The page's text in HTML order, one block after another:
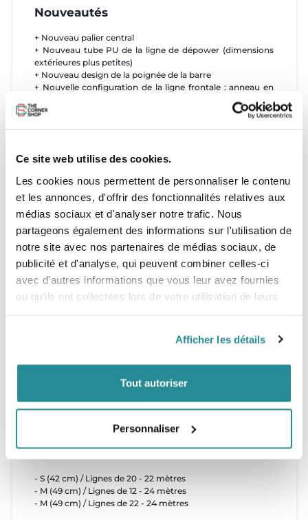
Ce site web utilise des cookies.
Les cookies nous permettent de personnaliser le contenu
et les annonces, d'offrir des fonctionnalités relatives aux
médias sociaux et d'analyser notre trafic. Nous
partageons également des informations sur l'utilisation de
notre site avec nos partenaires de médias sociaux, de
publicité et d'analyse, qui peuvent combiner celles-ci
avec d'autres informations que vous leur avez fournies
ou qu'ils ont collectées lors de votre utilisation de leurs
Afficher les détails
Tout autoriser
Personnaliser
Nouveautés
+ Nouveau palier central
+ Nouveau tube PU de la ligne de dépower (dimensions
extérieures plus petites)
+ Nouveau design de la poignée de la barre
+ Nouvelle configuration de la ligne frontale : anneau en
+ Nouvelle construction du Pigtail
- Système de sécurité Click-In
- Longueur de ligne réglable
- Guidage précis grâce aux lignes Flite99
- Système de détorsion automatique
- Position V basse en option pour être compatible avec la
plupart des ailes du marché
Choix du Chicken Loop
ATTENTION - Barre livrée sans chicken loop.
Duotone propose 4 nouveaux chicken loops à ses riders.
: Pour tous les riders possédant un
Freestyle Kit / Wakestyle Kit: Pour tous les riders
Tailles
- S (42 cm) / Lignes de 20 - 22 mètres
- M (49 cm) / Lignes de 12 - 24 mètres
- M (49 cm) / Lignes de 22 - 24 mètres